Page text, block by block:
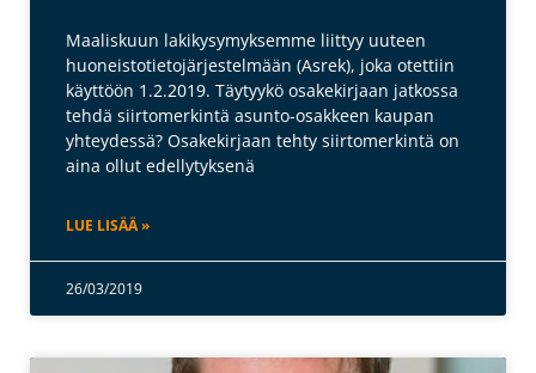
Maaliskuun lakikysymyksemme liittyy uuteen
huoneistotietojärjestelmään (Asrek), joka otettiin
käyttöön 1.2.2019. Täytyykö osakekirjaan jatkossa
tehdä siirtomerkintä asunto-osakkeen kaupan
yhteydessä? Osakekirjaan tehty siirtomerkintä on
aina ollut edellytyksenä
LUE LISÄÄ »
26/03/2019